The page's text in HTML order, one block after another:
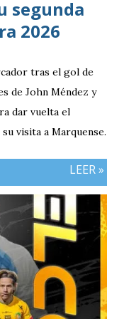
segunda
2026
tras el gol de
de John Méndez y
dar vuelta el
visita a Marquense.
LEER »